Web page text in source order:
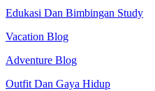
Edukasi Dan Bimbingan Study
Vacation Blog
Adventure Blog
Outfit Dan Gaya Hidup